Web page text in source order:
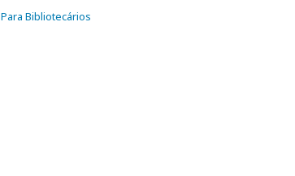
Para Bibliotecários